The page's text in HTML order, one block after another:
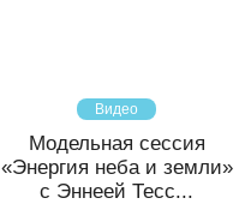
Видео
Модельная сессия
«Энергия неба и земли»
с Эннеей Тесс...